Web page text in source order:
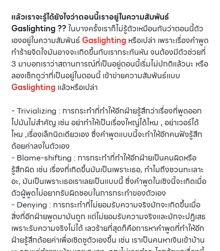
แล้วเราจะรู้ได้ยังไงว่าตอนนี้เราอยู่ในความสัมพันธ์
Gaslighting ??ในบางครั้งเราก็ไม่รู้ตัวเหมือนกันว่าตอนนี้ตัว
เองอยู่ในความสัมพันธ์ Gaslighting หรือเปล่า เพราะเรื่องคำพูด
ทำร้ายจิตใจมันอาจจะเกิดขึ้นกับเรากระทันหัน จนต้องมีตัวช่วยที่
3 มาบอกเราว่าสถานการณ์ที่เป็นอยู่ตอนนี้เริ่มไม่ปกติแล้วนะ หรือ
ลองเช็กดูว่าที่เป็นอยู่ในตอนนี้ เข้าข่ายความสัมพันธ์แบบ
Gaslighting แล้วหรือเปล่า
- Trivializing : การกระทำที่ทำให้อีกฝ่ายรู้สึกว่าเรื่องที่พูดออก
ไปมันไม่สำคัญ เช่น อย่าทำให้เป็นเรื่องใหญ่ได้ไหม , อย่าเวอร์ได้
ไหม ,เรื่องเล็กนิดเดียวเอง ซึ่งคำพูดแบบนี้จะทำให้อีกคนฟังรู้สึก
ด้อยค่าลงในตัวเอง
- Blame-shifting : การกระทำที่ทำให้อีกฝ่ายเป็นคนผิดหรือ
รู้สึกผิด เช่น เรื่องที่เกิดขึ้นมันเป็นเพราะเธอ, ทำไมถึงชวนทะเลาะ
อะ, มันเป็นเพราะเธอเราเลยเป็นแบบนี้ ซึ่งคำพูดในเชิงนี้จะเกิดเมื่อ
ตัวผู้พูดไม่อยากรับผิดชอบในการกระทำของตัวเอง
- Denying : การกระทำที่ไม่ยอมรับความจริงมักจะเกิดขึ้นเมื่อ
สิ่งที่อีกฝ่ายพูดมามันถูก แต่ไม่ยอมรับความจริงและมักจะปฏิเสธ
เพราะรับความจริงไม่ได้ เลวร้ายที่สุดก็คือการหาคำพูดที่ทำให้อีก
ฝ่ายรู้สึกด้อยค่าเพื่อเชิดชูตัวเองขึ้น เช่น เราเป็นคนหาเงินเข้าบ้าน